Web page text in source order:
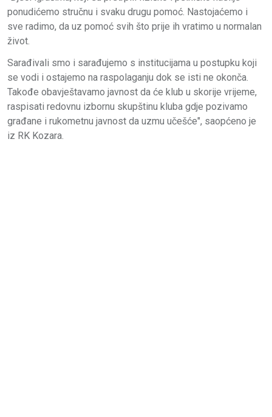
ponudićemo stručnu i svaku drugu pomoć. Nastojaćemo i
sve radimo, da uz pomoć svih što prije ih vratimo u normalan
život.
Sarađivali smo i sarađujemo s institucijama u postupku koji
se vodi i ostajemo na raspolaganju dok se isti ne okonča.
Takođe obavještavamo javnost da će klub u skorije vrijeme,
raspisati redovnu izbornu skupštinu kluba gdje pozivamo
građane i rukometnu javnost da uzmu učešće", saopćeno je
iz RK Kozara.